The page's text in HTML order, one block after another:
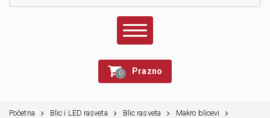
0 Prazno
Početna Blic i LED rasveta Blic rasveta
Makro blicevi